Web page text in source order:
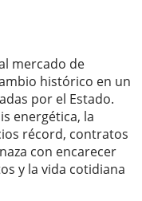
mercado de
histórico en un
por el Estado.
energética, la
récord, contratos
con encarecer
y la vida cotidiana